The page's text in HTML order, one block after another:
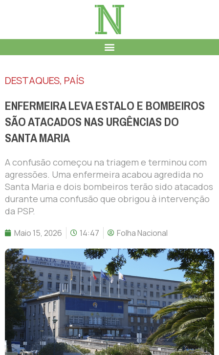
DESTAQUES, PAÍS
ENFERMEIRA LEVA ESTALO E BOMBEIROS
SÃO ATACADOS NAS URGÊNCIAS DO
SANTA MARIA
A confusão começou na triagem e terminou com
agressões. Uma enfermeira acabou agredida no
Santa Maria e dois bombeiros terão sido atacados
durante uma confusão que obrigou à intervenção
da PSP.
Maio 15, 2026 14:47 Folha Nacional